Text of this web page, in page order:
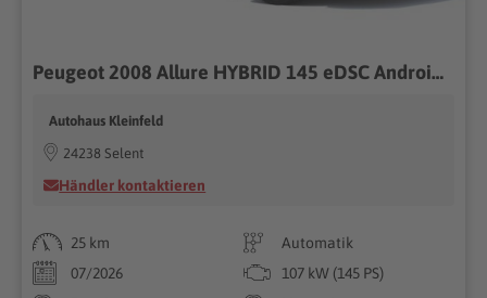
Peugeot 2008 Allure HYBRID 145 eDSC Android Auto*SHZ*ACC*360°*Totwinkel*Klimaauto 107kW (145PS), Automatik, Frontantrieb
Autohaus Kleinfeld
24238 Selent
Händler kontaktieren
25 km
Automatik
07/2026
107 kW (145 PS)